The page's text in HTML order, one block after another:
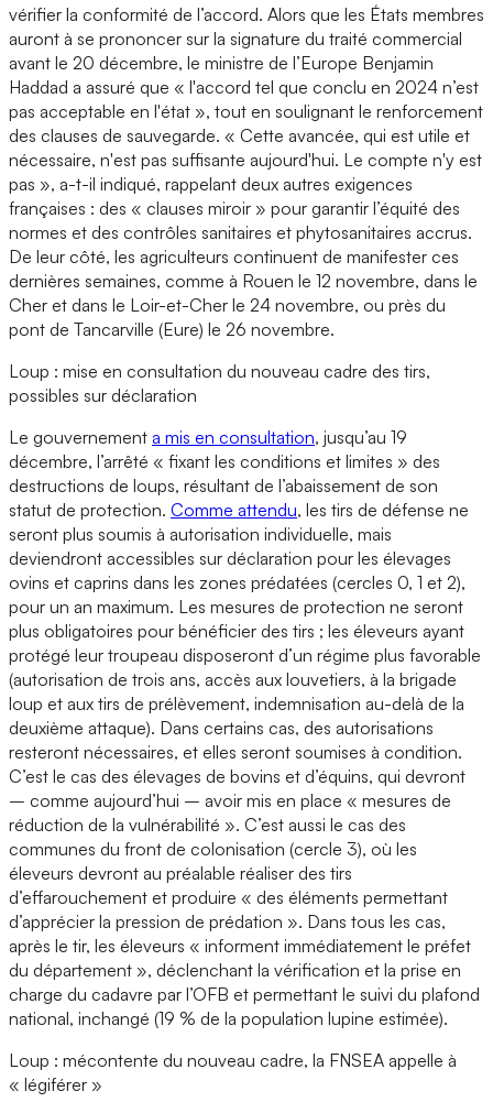
vérifier la conformité de l’accord. Alors que les États membres
auront à se prononcer sur la signature du traité commercial
avant le 20 décembre, le ministre de l’Europe Benjamin
Haddad a assuré que « l'accord tel que conclu en 2024 n’est
pas acceptable en l'état », tout en soulignant le renforcement
des clauses de sauvegarde. « Cette avancée, qui est utile et
nécessaire, n'est pas suffisante aujourd'hui. Le compte n'y est
pas », a-t-il indiqué, rappelant deux autres exigences
françaises : des « clauses miroir » pour garantir l’équité des
normes et des contrôles sanitaires et phytosanitaires accrus.
De leur côté, les agriculteurs continuent de manifester ces
dernières semaines, comme à Rouen le 12 novembre, dans le
Cher et dans le Loir-et-Cher le 24 novembre, ou près du
pont de Tancarville (Eure) le 26 novembre.
Loup : mise en consultation du nouveau cadre des tirs,
possibles sur déclaration
Le gouvernement a mis en consultation, jusqu’au 19
décembre, l’arrêté « fixant les conditions et limites » des
destructions de loups, résultant de l’abaissement de son
statut de protection. Comme attendu, les tirs de défense ne
seront plus soumis à autorisation individuelle, mais
deviendront accessibles sur déclaration pour les élevages
ovins et caprins dans les zones prédatées (cercles 0, 1 et 2),
pour un an maximum. Les mesures de protection ne seront
plus obligatoires pour bénéficier des tirs ; les éleveurs ayant
protégé leur troupeau disposeront d’un régime plus favorable
(autorisation de trois ans, accès aux louvetiers, à la brigade
loup et aux tirs de prélèvement, indemnisation au-delà de la
deuxième attaque). Dans certains cas, des autorisations
resteront nécessaires, et elles seront soumises à condition.
C’est le cas des élevages de bovins et d’équins, qui devront
– comme aujourd’hui – avoir mis en place « mesures de
réduction de la vulnérabilité ». C’est aussi le cas des
communes du front de colonisation (cercle 3), où les
éleveurs devront au préalable réaliser des tirs
d’effarouchement et produire « des éléments permettant
d’apprécier la pression de prédation ». Dans tous les cas,
après le tir, les éleveurs « informent immédiatement le préfet
du département », déclenchant la vérification et la prise en
charge du cadavre par l’OFB et permettant le suivi du plafond
national, inchangé (19 % de la population lupine estimée).
Loup : mécontente du nouveau cadre, la FNSEA appelle à
« légiférer »